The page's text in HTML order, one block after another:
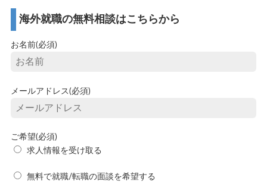
海外就職の無料相談はこちらから
お名前(必須)
メールアドレス(必須)
ご希望(必須)
求人情報を受け取る
無料で就職/転職の面談を希望する